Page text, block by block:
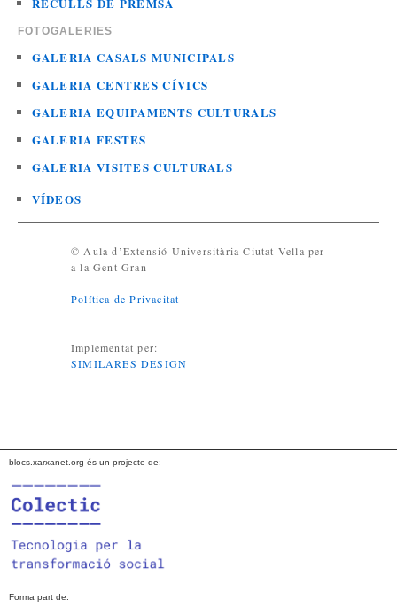
RECULLS DE PREMSA
FOTOGALERIES
GALERIA CASALS MUNICIPALS
GALERIA CENTRES CÍVICS
GALERIA EQUIPAMENTS CULTURALS
GALERIA FESTES
GALERIA VISITES CULTURALS
VÍDEOS
© Aula d’Extensió Universitària Ciutat Vella per
a la Gent Gran
Política de Privacitat
Implementat per:
SIMILARES DESIGN
blocs.xarxanet.org és un projecte de:
Forma part de: